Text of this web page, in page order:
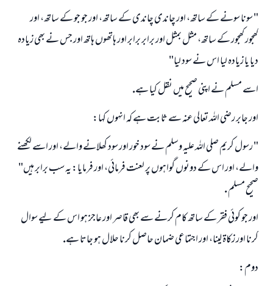
" سونا سونے كے ساتھ، اور چاندى چاندى كے ساتھ، اور جو جو كے ساتھ، اور
كھجور كھجور كے ساتھ، مثل بمثل اور برابر برابر اور ہاتھوں ہاتھ اور جس نے بھى زيادہ
ديا يا زيادہ ليا اس نے سود ليا"
اسے مسلم نے اپنى صحيح ميں نقل كيا ہے.
اور جابر رضى اللہ تعالى عنہ سے ثابت ہے كہ انہوں كہا:
" رسول كريم صلى اللہ عليہ وسلم نے سود خور اور سود كھلانے والے، اور اسے لكھنے
والے، اور اس كے دونوں گواہوں پر لعنت فرمائى، اور فرمايا: يہ سب برابر ہيں"
صحيح مسلم .
اور جو كوئى فقر كے ساتھ كام كرنے سے بھى قاصر اور عاجز ہو اس كے ليے سوال
كرنا اور زكاۃ لينا، اور اجتماعى ضمان حاصل كرنا حلال ہو جاتا ہے.
دوم:
امت مسلمہ کے واسطے جوابات پیش کرنے کے لیے ہماری مدد کریں
رسول اللہ صلی اللہ علیہ و سلم کا فرمان ہے:
نیکی کی رہنمائی کرنے والے کو بھی نیکی کرنے والے کے برابر اجر ملتا ہے۔
ابھی تعاون کریں